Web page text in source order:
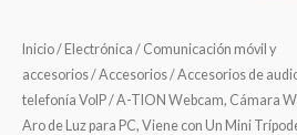
Inicio/ Electrónica / Comunicación móvil y
accesorios/Accesorios/Accesorios de
telefonía VoIP/ A-TION Webcam, Cámara
Aro de Luz para PC, Viene con Un Mini